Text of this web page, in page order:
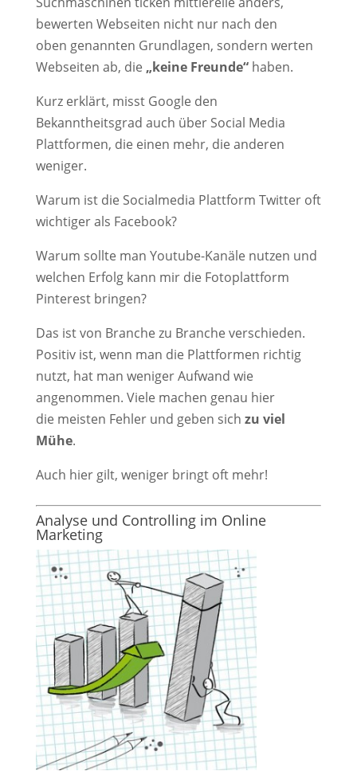
bewerten Webseiten nicht nur nach den
oben genannten Grundlagen, sondern werten
Webseiten ab, die „keine Freunde“haben.
Kurz erklärt, misst Google den
Bekanntheitsgrad auch über Social Media
Plattformen, die einen mehr, die anderen
weniger.
Warum ist die Socialmedia Plattform Twitter oft
wichtiger als Facebook?
Warum sollte man Youtube-Kanäle nutzen und
welchen Erfolg kann mir die Fotoplattform
Pinterest bringen?
Das ist von Branche zu Branche verschieden.
Positiv ist, wenn man die Plattformen richtig
nutzt, hat man weniger Aufwand wie
angenommen. Viele machen genau hier
die meisten Fehler und geben sich zu viel
Mühe.
Auch hier gilt, weniger bringt oft mehr!
Analyse und Controlling im Online
Marketing